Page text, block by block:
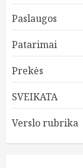
Paslaugos
Patarimai
Prekės
SVEIKATA
Verslo rubrika